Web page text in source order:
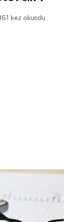
kez okundu